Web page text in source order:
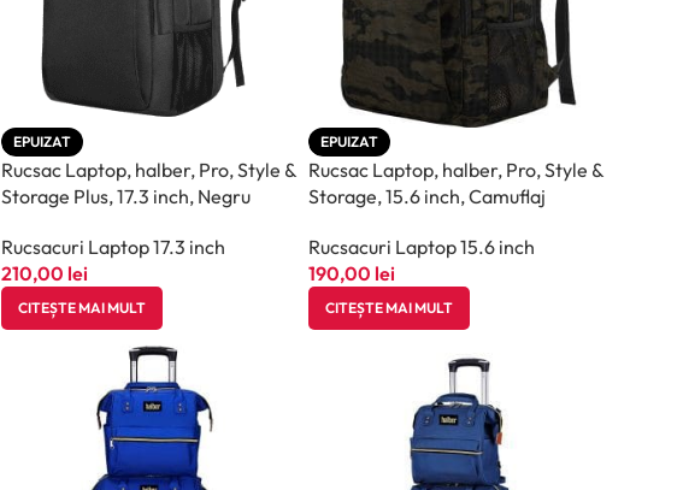
EPUIZAT
Rucsac Laptop, halber, Pro, Style &
Storage Plus, 17.3 inch, Negru
Rucsacuri Laptop 17.3 inch
210,00 lei
CITEȘTE MAI MULT
EPUIZAT
Rucsac Laptop, halber, Pro, Style &
Storage, 15.6 inch, Camuflaj
Rucsacuri Laptop 15.6 inch
190,00 lei
CITEȘTE MAI MULT